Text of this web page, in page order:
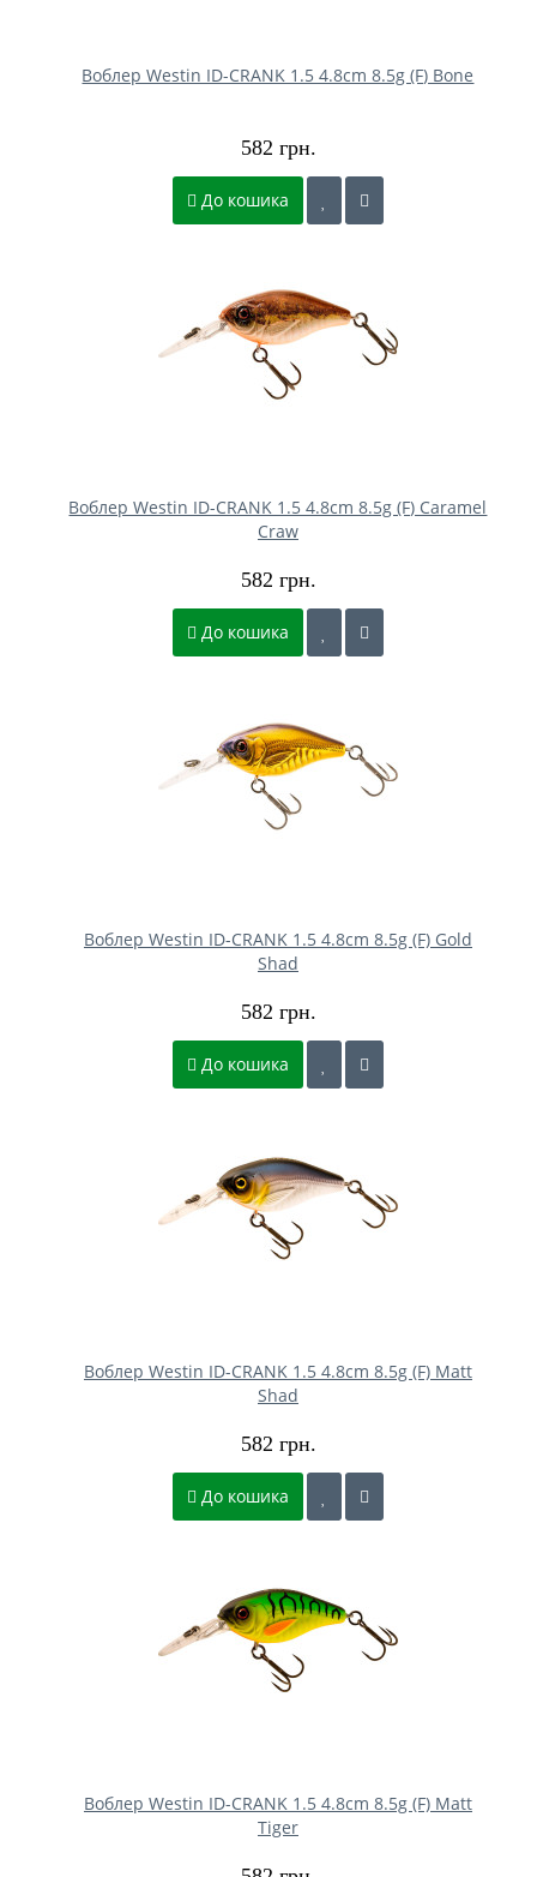
Воблер Westin ID-CRANK 1.5 4.8cm 8.5g (F) Bone
582 грн.
До кошика
Воблер Westin ID-CRANK 1.5 4.8cm 8.5g (F) Caramel
Craw
582 грн.
До кошика
Воблер Westin ID-CRANK 1.5 4.8cm 8.5g (F) Gold
Shad
582 грн.
До кошика
Воблер Westin ID-CRANK 1.5 4.8cm 8.5g (F) Matt
Shad
582 грн.
До кошика
Воблер Westin ID-CRANK 1.5 4.8cm 8.5g (F) Matt
Tiger